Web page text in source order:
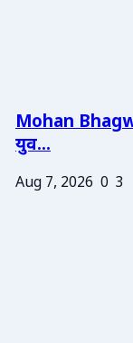
Mohan
युव...
Aug 7, 2026 0 3